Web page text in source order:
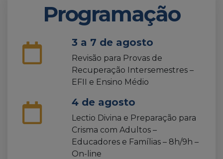
Programação
3 a 7 de agosto
Revisão para Provas de
Recuperação Intersemestres –
EFII e Ensino Médio
4 de agosto
Lectio Divina e Preparação para
Crisma com Adultos –
Educadores e Famílias – 8h/9h –
On-line